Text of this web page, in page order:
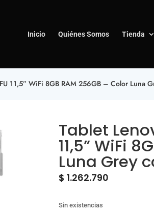
Inicio Quiénes Somos Tienda
11,5” WiFi 8GB RAM 256GB – Color Luna
Tablet
11,5” WiFi
Luna Grey
$ 1.262.790
Sin existencias